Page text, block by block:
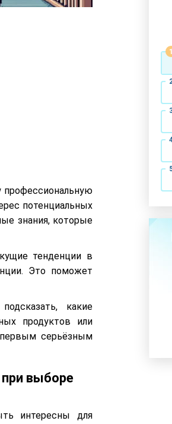
потенциальных
знания, которые
тенденции в
Это поможет
какие
продуктов или
серьёзным
выборе
интересны для